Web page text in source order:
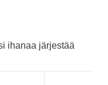
ihanaa järjestää